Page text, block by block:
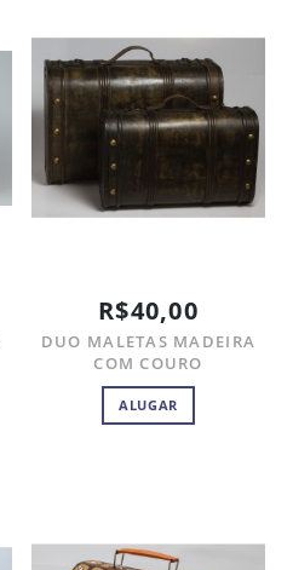
R$40,00
DUO MALETAS MADEIRA
COM COURO
ALUGAR